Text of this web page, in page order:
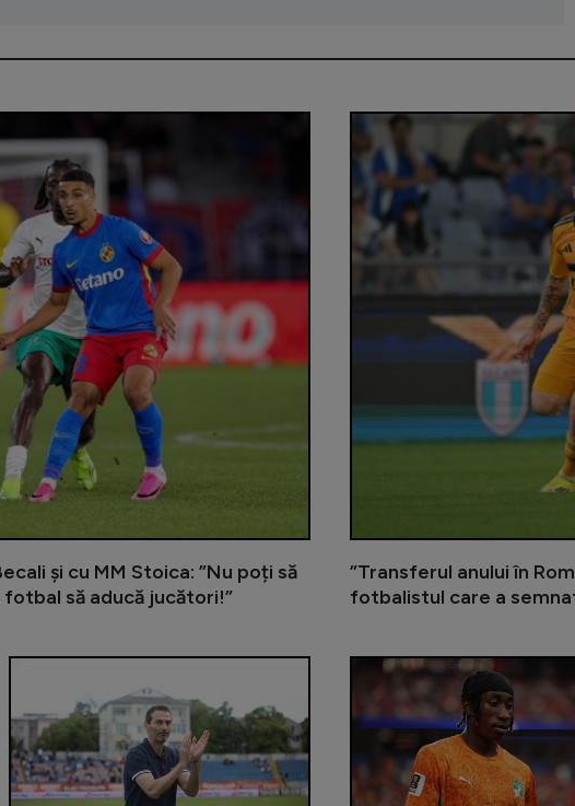
și cu MM Stoica: ”Nu poți să
să aducă jucători!”
”Transferul anului în
fotbalistul care a
Gigi Becali încă îl așteaptă pe